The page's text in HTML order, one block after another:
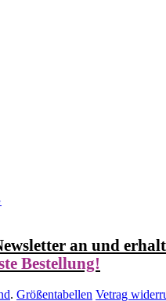
an und
Bestellung!
. Größentabellen Vetrag